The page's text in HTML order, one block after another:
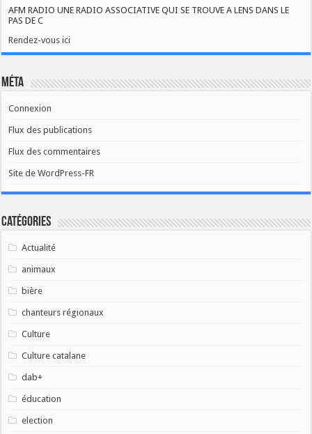
AFM RADIO UNE RADIO ASSOCIATIVE QUI SE TROUVE A LENS DANS LE
PAS DE C
Rendez-vous ici
Méta
Connexion
Flux des publications
Flux des commentaires
Site de WordPress-FR
Catégories
Actualité
animaux
bière
chanteurs régionaux
Culture
Culture catalane
dab+
éducation
election